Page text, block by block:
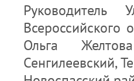
Руководитель
Всероссийского
Ольга
Сенгилеевский,